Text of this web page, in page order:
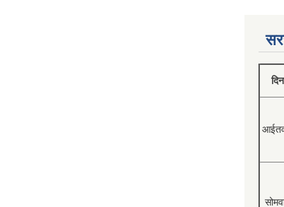
दिन